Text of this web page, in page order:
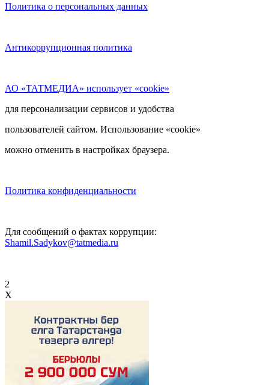
Политика о персональных данных
Антикоррупционная политика
АО «ТАТМЕДИА» использует «cookie»
для персонализации сервисов и удобства
пользователей сайтом. Использование «cookie»
можно отменить в настройках браузера.
Политика конфиденциальности
Для сообщений о фактах коррупции:
Shamil.Sadykov@tatmedia.ru
2
X